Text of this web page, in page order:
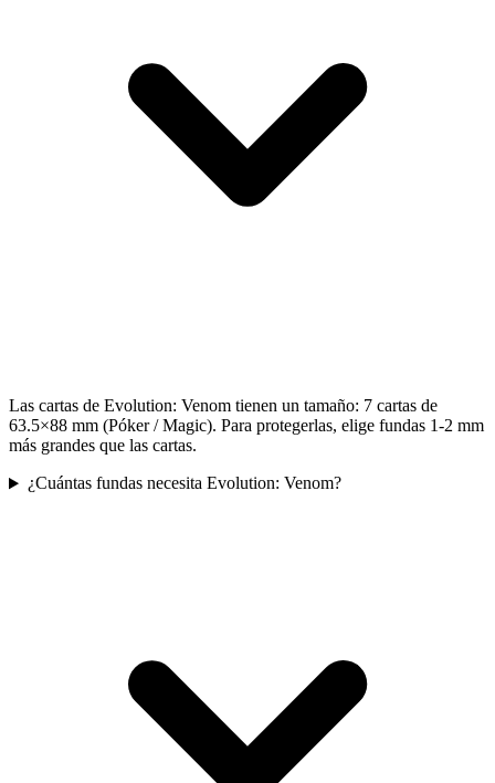
Las cartas de Evolution: Venom tienen un tamaño: 7 cartas de
63.5×88 mm (Póker / Magic). Para protegerlas, elige fundas 1-2 mm
más grandes que las cartas.
¿Cuántas fundas necesita Evolution: Venom?